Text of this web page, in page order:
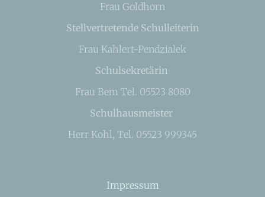
Frau Goldhorn
Stellvertretende Schulleiterin
Frau Kahlert-Pendzialek
Schulsekretärin
Frau Bem Tel. 05523 8080
Schulhausmeister
Herr Kohl, Tel. 05523 999345
Impressum